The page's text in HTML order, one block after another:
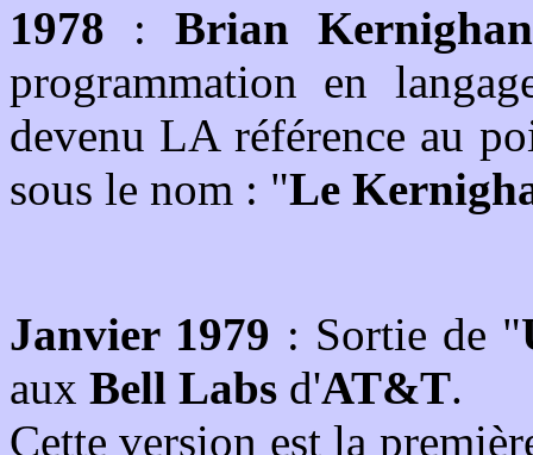
1978 : Brian Kernighan
programmation en
devenu LA référence au
sous le nom : "Le
Janvier 1979 : Sortie de "
aux Bell Labs d'AT&T.
Cette version est la